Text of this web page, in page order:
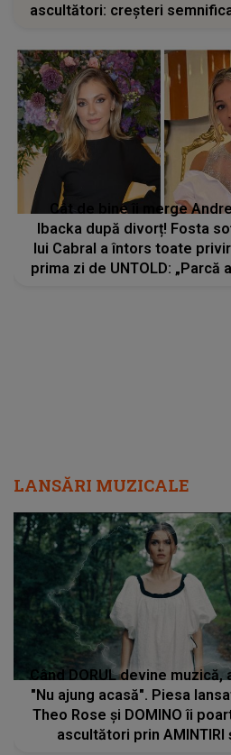
ascultători: creșteri
Cât de bine îi merge
Ibacka după divorț! Fosta
lui Cabral a întors toate
prima zi de UNTOLD: „Parcă
LANSĂRI MUZICALE
Când DORUL devine muzică,
"Nu ajung acasă". Piesa
Theo Rose și DOMINO îi
ascultători prin AMINTIRI